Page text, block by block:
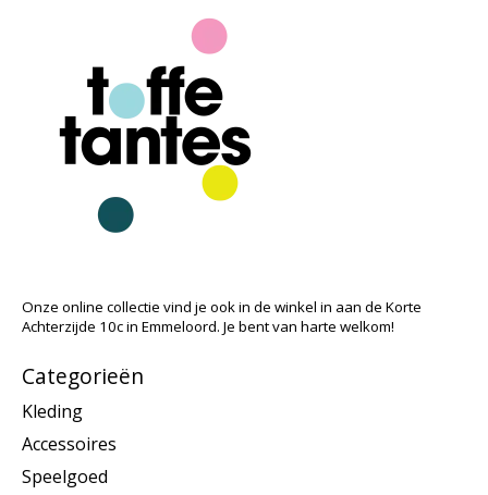
Onze online collectie vind je ook in de winkel in aan de Korte
Achterzijde 10c in Emmeloord. Je bent van harte welkom!
Categorieën
Kleding
Accessoires
Speelgoed